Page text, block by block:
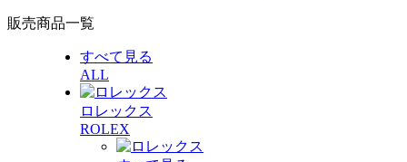
販売商品一覧
すべて見る
ALL
ロレックス
ROLEX